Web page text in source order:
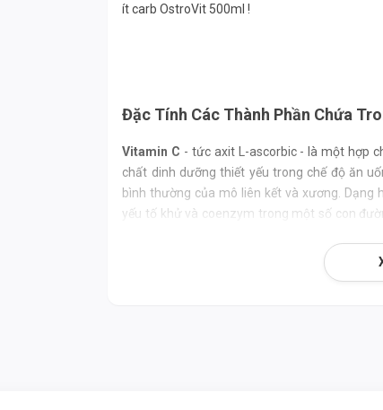
ít carb OstroVit 500ml !
Đặc Tính Các Thành Phần Chứa
Vitamin C - tức axit L-ascorbic - là một hợp
chất dinh dưỡng thiết yếu trong chế độ ăn
bình thường của mô liên kết và xương.
yếu tố khử và coenzym trong một số con